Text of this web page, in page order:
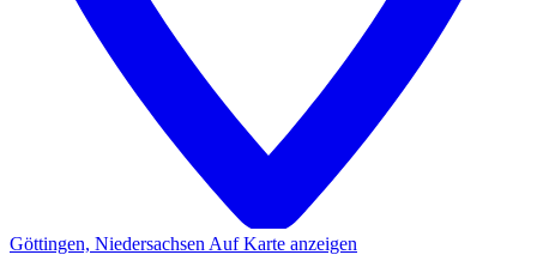
Göttingen, Niedersachsen Auf Karte anzeigen